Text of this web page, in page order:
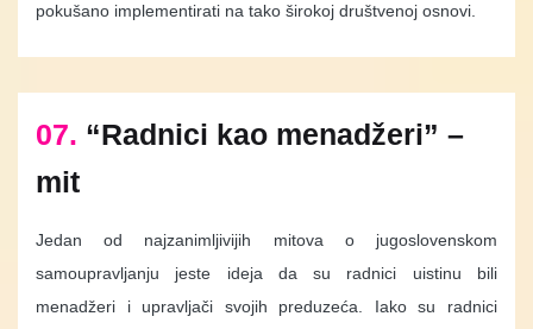
pokušano implementirati na tako širokoj društvenoj osnovi.
07. “Radnici kao menadžeri” –
mit
Jedan od najzanimljivijih mitova o jugoslovenskom
samoupravljanju jeste ideja da su radnici uistinu bili
menadžeri i upravljači svojih preduzeća. Iako su radnici